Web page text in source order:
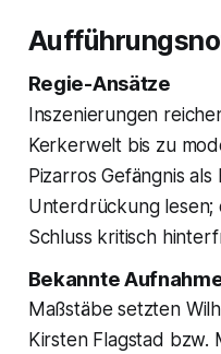
Regie-Ansätze
Inszenierungen
Kerkerwelt bis zu
Pizarros Gefängnis
Unterdrückung
Schluss kritisch
Bekannte
Maßstäbe setzten
Kirsten Flagstad